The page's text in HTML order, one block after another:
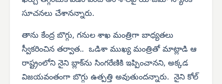
సూచనలు చేశానన్నారు.
తాను కేంద్ర బొగ్గు, గనుల శాఖ మంత్రిగా బాధ్యతలు
స్వీకరించిన తర్వాత.. ఒడిశా ముఖ్య మంత్రితో మాట్లాడి ఆ
రాష్ట్రంలోని నైని బ్లాక్‌ను సింగరేణికి ఇప్పించానని, అక్కడ
విజయవంతంగా బొగ్గు ఉత్పత్తి అవుతుందన్నారు. నైని కోల్